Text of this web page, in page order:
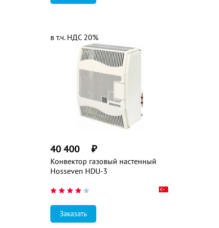
Конвектор газовый настенный
Hosseven HDU-3
40 400 ₽
в т.ч. НДС 20%
Заказать